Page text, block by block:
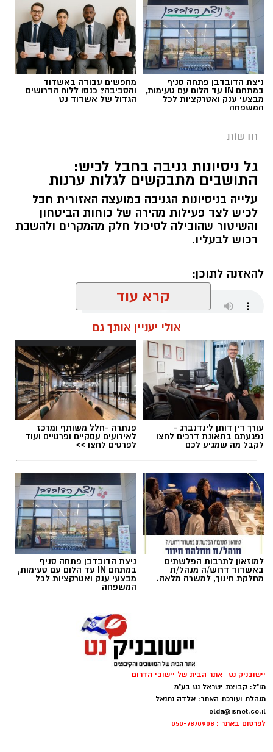
ניצת הדובדבן פתחה סניף
במתחם IN עד הלום עם טעימות,
מבצעי ענק ואטרקציות לכל
המשפחה
מחפשים עבודה באשדוד
והסביבה? כנסו ללוח הדרושים
הגדול של אשדוד נט
חדשות
גל ניסיונות גניבה בחבל לכיש:
התושבים מתבקשים לגלות ערנות
עלייה בניסיונות הגניבה במועצה האזורית חבל
לכיש לצד פעילות מהירה של כוחות הביטחון
והשיטור שהובילה לסיכול חלק מהמקרים ולהשבת
רכוש לבעליו.
להאזנה לתוכן:
אלדה נתנאל / 18:01 08.08.26
תגים: חבל לכיש
במהלך סוף השבוע אירעו שני ניסיונות לגניבה
מסחרית של ענבים באזור מושב לכיש. על פי
הדיווח, החשודים הגיעו ברכב ללא אורות, אך
בעקבות אינדיקציה שהתקבלה הוזעק שומר
השדות למקום, והגנבים נמלטו לפני שהצליחו
להשלים את הגניבה.
קרא עוד
אולי יעניין אותך גם
עורך דין דותן לינדנברג -
נפגעתם בתאונת דרכים לחצו
לקבל מה שמגיע לכם
פנתרה -חלל משותף ומרכז
לאירועים עסקיים ופרטיים ועוד
לפרטים לחצו >>
למוזאון לתרבות הפלשתים
באשדוד דרוש/ה מנהל/ת
מחלקת חינוך, למשרה מלאה.
ניצת הדובדבן פתחה סניף
במתחם IN עד הלום עם טעימות,
מבצעי ענק ואטרקציות לכל
המשפחה
יישובניק נט -אתר הבית של יישובי הדרום
מו"ל: קבוצת ישראל נט בע"מ
מנהלת ועורכת האתר: אלדה נתנאל
elda@isnet.co.il
לפרסום באתר : 050-7870908